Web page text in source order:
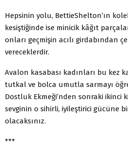
Hepsinin yolu, BettieShelton’ın
kesiştiğinde ise minicik kâğıt
onları geçmişin acılı girdabından
vereceklerdir.
Avalon kasabası kadınları bu kez
tutkal ve bolca umutla sarmayı
Dostluk Ekmeği’nden sonraki ikinci
sevginin o sihirli, iyileştirici gücüne
olacaksınız.
***